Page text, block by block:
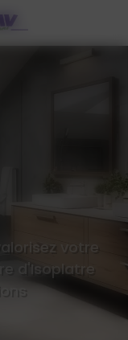
votre
d'Isoplatre